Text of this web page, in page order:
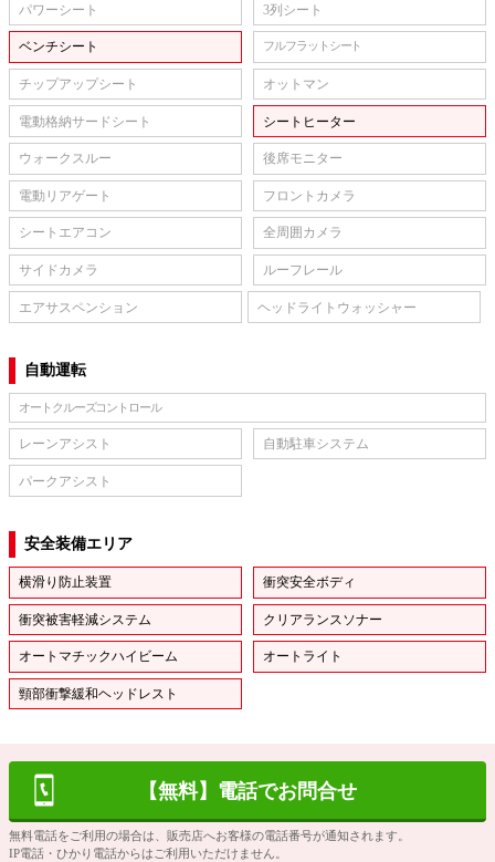
パワーシート 3列シート
ベンチシート フルフラットシート
チップアップシート オットマン
電動格納サードシート シートヒーター
ウォークスルー 後席モニター
電動リアゲート フロントカメラ
シートエアコン 全周囲カメラ
サイドカメラ ルーフレール
エアサスペンション ヘッドライトウォッシャー
自動運転
オートクルーズコントロール
レーンアシスト 自動駐車システム
パークアシスト
安全装備エリア
横滑り防止装置 衝突安全ボディ
衝突被害軽減システム クリアランスソナー
オートマチックハイビーム オートライト
頸部衝撃緩和ヘッドレスト
【無料】電話でお問合せ
無料電話をご利用の場合は、販売店へお客様の電話番号が通知されます。
IP電話・ひかり電話からはご利用いただけません。